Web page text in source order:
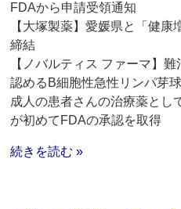
FDAから申請受領通知
【大塚製薬】愛媛県と「健
締結
【ノバルティス ファーマ】
認めるB細胞性急性リンパ芽
成人の患者さんの治療薬とし
が初めてFDAの承認を取得
続きを読む »